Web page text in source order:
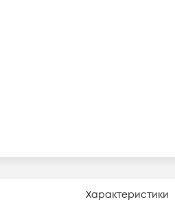
Характеристики